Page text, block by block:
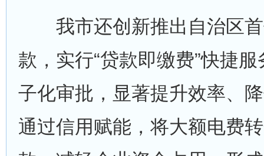
我市还创新推出自治区首
款，实行“贷款即缴费”快捷
子化审批，显著提升效率、
通过信用赋能，将大额电费